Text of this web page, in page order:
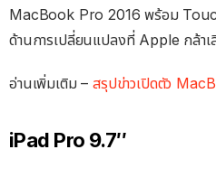
MacBook Pro 2016 พร้อม
ด้านการเปลี่ยนแปลงที่ Apple กล้าเ
อ่านเพิ่มเติม –สรุปข่าวเปิดตัว
iPad Pro 9.7″